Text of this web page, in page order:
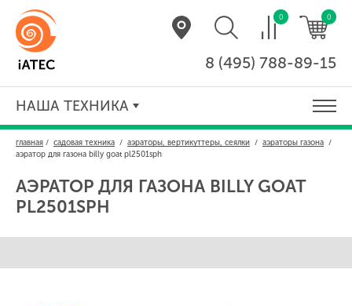
0 0
8 (495) 788-89-15
НАША ТЕХНИКА
главная / садовая техника / аэраторы, вертикуттеры, сеялки / аэраторы газона /
аэратор для газона billy goat pl2501sph
АЭРАТОР ДЛЯ ГАЗОНА BILLY GOAT
PL2501SPH